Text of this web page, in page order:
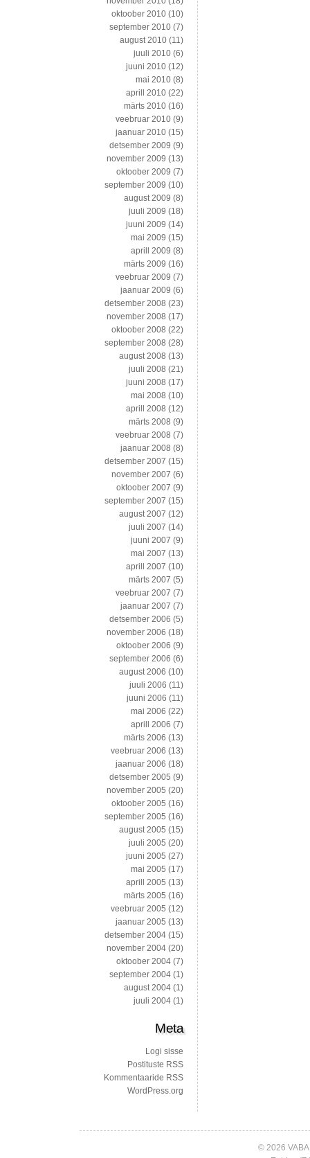
oktoober 2010 (10)
september 2010 (7)
august 2010 (11)
juuli 2010 (6)
juuni 2010 (12)
mai 2010 (8)
aprill 2010 (22)
märts 2010 (16)
veebruar 2010 (9)
jaanuar 2010 (15)
detsember 2009 (9)
november 2009 (13)
oktoober 2009 (7)
september 2009 (10)
august 2009 (8)
juuli 2009 (18)
juuni 2009 (14)
mai 2009 (15)
aprill 2009 (8)
märts 2009 (16)
veebruar 2009 (7)
jaanuar 2009 (6)
detsember 2008 (23)
november 2008 (17)
oktoober 2008 (22)
september 2008 (28)
august 2008 (13)
juuli 2008 (21)
juuni 2008 (17)
mai 2008 (10)
aprill 2008 (12)
märts 2008 (9)
veebruar 2008 (7)
jaanuar 2008 (8)
detsember 2007 (15)
november 2007 (6)
oktoober 2007 (9)
september 2007 (15)
august 2007 (12)
juuli 2007 (14)
juuni 2007 (9)
mai 2007 (13)
aprill 2007 (10)
märts 2007 (5)
veebruar 2007 (7)
jaanuar 2007 (7)
detsember 2006 (5)
november 2006 (18)
oktoober 2006 (9)
september 2006 (6)
august 2006 (10)
juuli 2006 (11)
juuni 2006 (11)
mai 2006 (22)
aprill 2006 (7)
märts 2006 (13)
veebruar 2006 (13)
jaanuar 2006 (18)
detsember 2005 (9)
november 2005 (20)
oktoober 2005 (16)
september 2005 (16)
august 2005 (15)
juuli 2005 (20)
juuni 2005 (27)
mai 2005 (17)
aprill 2005 (13)
märts 2005 (16)
veebruar 2005 (12)
jaanuar 2005 (13)
detsember 2004 (15)
november 2004 (20)
oktoober 2004 (7)
september 2004 (1)
august 2004 (1)
juuli 2004 (1)
Meta
Logi sisse
Postituste RSS
Kommentaaride RSS
WordPress.org
© 2026